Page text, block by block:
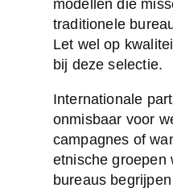
modellen die
traditionele
Let wel op
bij deze selectie.
Internationale
onmisbaar voor
campagnes of
etnische groepen
bureaus